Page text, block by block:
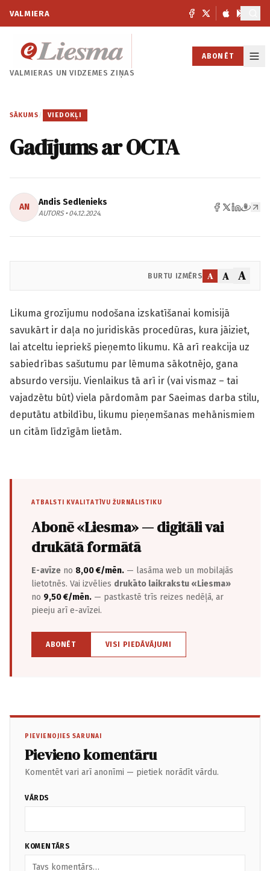
VALMIERA
VALMIERAS UNVIDZEMES ZIŅAS
ABONĒT
SĀKUMS / VIEDOKĻI
Gadījums ar OCTA
AN Andis Sedlenieks
AUTORS • 04.12.2024.
BURTU IZMĒRS A A A
Likuma grozījumu nodošana izskatīšanai komisijā
savukārt ir daļa no juridiskās procedūras, kura jāiziet,
lai atceltu iepriekš pieņemto likumu. Kā arī reakcija uz
sabiedrības sašutumu par lēmuma sākotnējo, gana
absurdo versiju. Vienlaikus tā arī ir (vai vismaz – tai
vajadzētu būt) viela pārdomām par Saeimas darba stilu,
deputātu atbildību, likumu pieņemšanas mehānismiem
un citām līdzīgām lietām.
ATBALSTI KVALITATĪVU ŽURNĀLISTIKU
Abonē «Liesma» — digitāli vai
drukātā formātā
E-avīze no 8,00 €/mēn. — lasāma web un mobilajās
lietotnēs. Vai izvēlies drukāto laikrakstu «Liesma»
no 9,50 €/mēn. — pastkastē trīs reizes nedēļā, ar
pieeju arī e-avīzei.
ABONĒT VISI PIEDĀVĀJUMI
PIEVIENOJIES SARUNAI
Pievieno komentāru
Komentēt vari arī anonīmi — pietiek norādīt vārdu.
VĀRDS
KOMENTĀRS